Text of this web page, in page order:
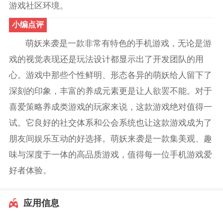
游戏社区环境。
小编点评
萌妖来袭是一款非常有特色的手机游戏，无论是游
戏的视觉表现还是玩法设计都显示出了开发团队的用
心。游戏中那些个性鲜明、形态各异的萌妖给人留下了
深刻的印象，丰富的养成元素更是让人欲罢不能。对于
喜爱策略养成类游戏的玩家来说，这款游戏绝对值得一
试。它良好的社交体系和公会系统也让这款游戏成为了
朋友间娱乐互动的好选择。萌妖来袭是一款集美观、趣
味与深度于一体的高品质游戏，值得每一位手机游戏爱
好者体验。
应用信息